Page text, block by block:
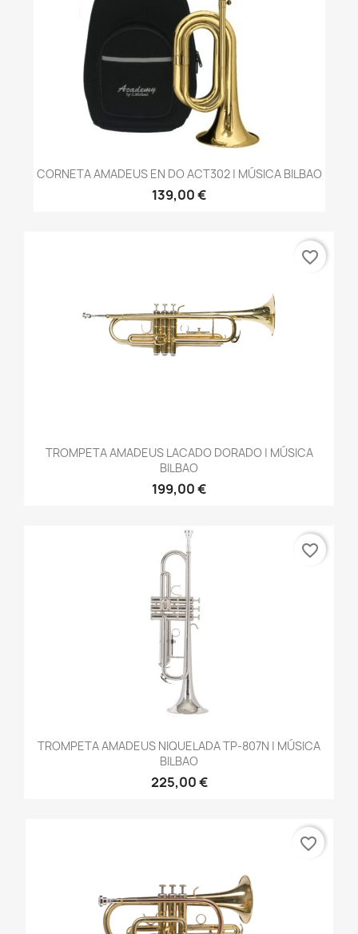
CORNETA AMADEUS EN DO ACT302 | MÚSICA BILBAO
139,00 €
TROMPETA AMADEUS LACADO DORADO | MÚSICA
BILBAO
199,00 €
favorite_border
TROMPETA AMADEUS NIQUELADA TP-807N | MÚSICA
BILBAO
225,00 €
favorite_border
favorite_border